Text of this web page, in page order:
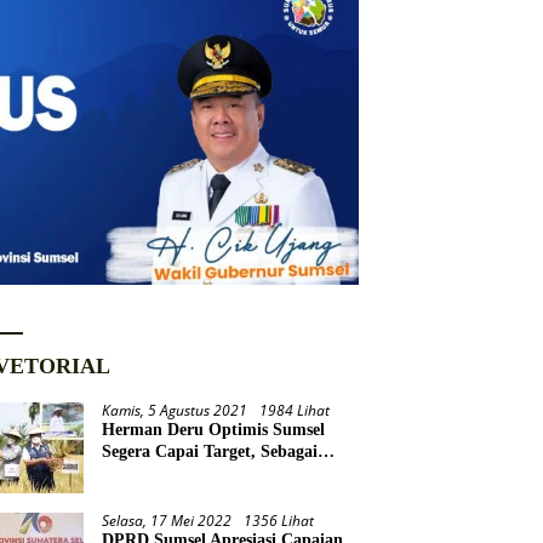
Kamis, 5 Agustus 2021 1984 Lihat
Herman Deru Optimis Sumsel
Segera Capai Target, Sebagai
Selasa, 17 Mei 2022 1356 Lihat